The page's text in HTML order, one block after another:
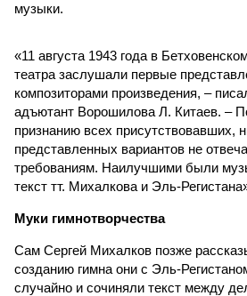
музыки.
«11 августа 1943 года в
театра заслушали первые
композиторами произведения, –
адъютант Ворошилова Л. Китаев. –
признанию всех присутствовавших,
представленных вариантов не
требованиям. Наилучшими были
текст тт. Михалкова и Эль-
Муки гимнотворчества
Сам Сергей Михалков позже
созданию гимна они с Эль-
случайно и сочиняли текст между